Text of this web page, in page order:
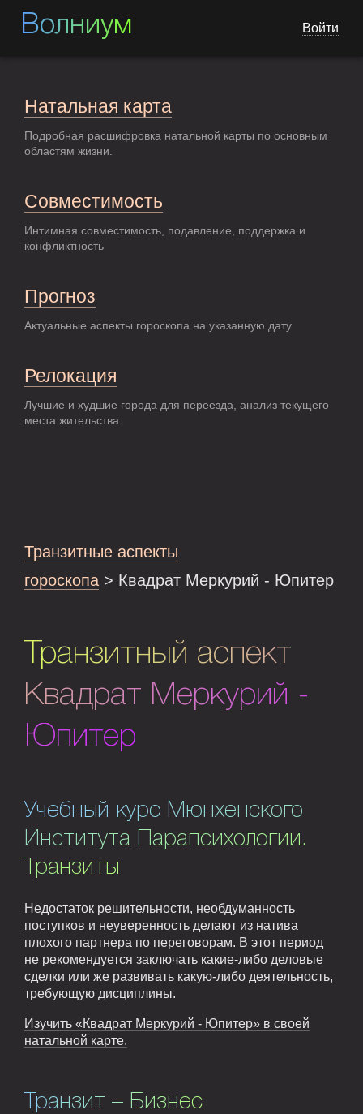
Волниум Войти
Натальная карта
Подробная расшифровка натальной карты по основным
областям жизни.
Совместимость
Интимная совместимость, подавление, поддержка и
конфликтность
Прогноз
Актуальные аспекты гороскопа на указанную дату
Релокация
Лучшие и худшие города для переезда, анализ текущего
места жительства
Транзитные аспекты
гороскопа > Квадрат Меркурий - Юпитер
Транзитный аспект
Квадрат Меркурий -
Юпитер
Учебный курс Мюнхенского
Института Парапсихологии.
Транзиты
Недостаток решительности, необдуманность
поступков и неуверенность делают из натива
плохого партнера по переговорам. В этот период
не рекомендуется заключать какие-либо деловые
сделки или же развивать какую-либо деятельность,
требующую дисциплины.
Изучить «Квадрат Меркурий - Юпитер» в своей
натальной карте.
Транзит – Бизнес